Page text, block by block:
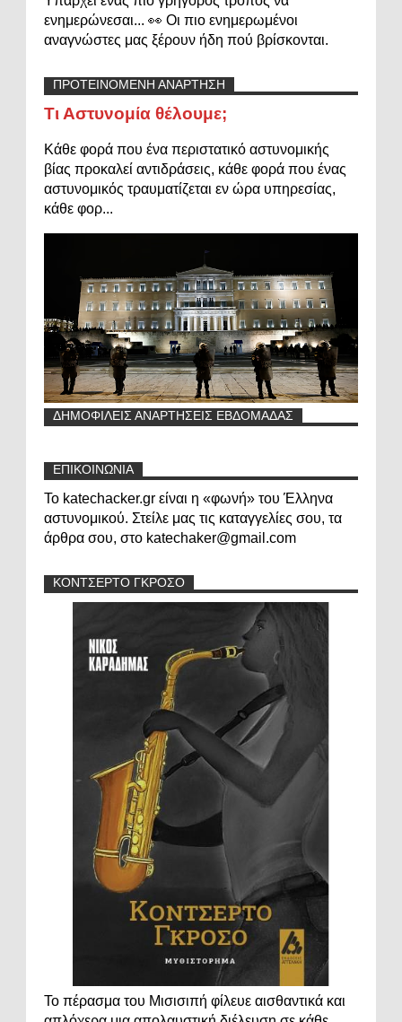
ενημερώνεσαι... 👀 Οι πιο ενημερωμένοι
αναγνώστες μας ξέρουν ήδη πού βρίσκονται.
ΠΡΟΤΕΙΝΟΜΕΝΗ ΑΝΑΡΤΗΣΗ
Τι Αστυνομία θέλουμε;
Κάθε φορά που ένα περιστατικό αστυνομικής
βίας προκαλεί αντιδράσεις, κάθε φορά που ένας
αστυνομικός τραυματίζεται εν ώρα υπηρεσίας,
κάθε φορ...
ΔΗΜΟΦΙΛΕΙΣ ΑΝΑΡΤΗΣΕΙΣ ΕΒΔΟΜΑΔΑΣ
ΕΠΙΚΟΙΝΩΝΙΑ
Το katechacker.gr είναι η «φωνή» του Έλληνα
αστυνομικού. Στείλε μας τις καταγγελίες σου, τα
άρθρα σου, στο katechaker@gmail.com
ΚΟΝΤΣΕΡΤΟ ΓΚΡΟΣΟ
Το πέρασμα του Μισισιπή φίλευε αισθαντικά και